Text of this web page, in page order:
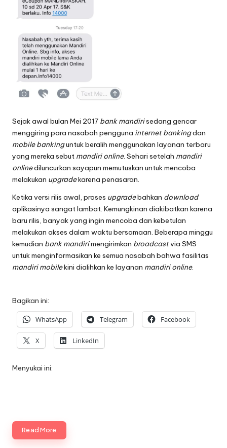
Sejak awal bulan Mei 2017 bank mandirisedang gencar
menggiring para nasabah pengguna internet bankingdan
mobile bankinguntuk beralih menggunakan layanan terbaru
yang mereka sebut mandiri online. Sehari setelah mandiri
onlinediluncurkan sayapun memutuskan untuk mencoba
melakukan upgradekarena penasaran.
Ketika versi rilis awal, proses upgradebahkan download
aplikasinya sangat lambat. Kemungkinan diakibatkan karena
baru rilis, banyak yang ingin mencoba dan kebetulan
melakukan akses dalam waktu bersamaan. Beberapa minggu
kemudian bank mandirimengirimkan broadcastvia SMS
untuk menginformasikan ke semua nasabah bahwa fasilitas
mandiri mobilekini dialihkan ke layanan mandiri online.
Bagikan ini:
WhatsApp Telegram Facebook
X LinkedIn
Menyukai ini:
Read More